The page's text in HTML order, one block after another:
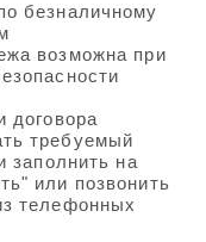
безналичному
возможна при
договора
требуемый
заполнить на
или позвонить
телефонных